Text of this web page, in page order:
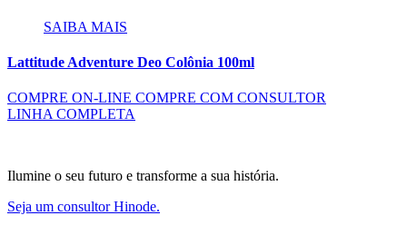
SAIBA MAIS
Lattitude Adventure Deo Colônia 100ml
COMPRE ON-LINE COMPRE COM CONSULTOR
LINHA COMPLETA
Ilumine o seu futuro e transforme a sua história.
Seja um consultor Hinode.